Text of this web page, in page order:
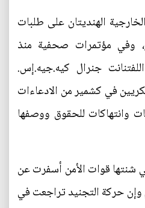
الهنديتان على طلبات
وفي مؤتمرات صحفية منذ
جنرال كيه.جيه.إس.
في كشمير من الادعاءات
وانتهاكات للحقوق ووصفها
شنتها قوات الأمن أسفرت عن
وإن حركة التجنيد تراجعت في